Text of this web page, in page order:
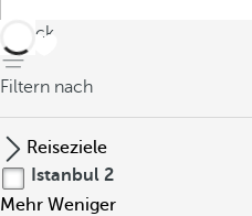
zurück
Filtern nach
Reiseziele
Istanbul 2
Mehr Weniger